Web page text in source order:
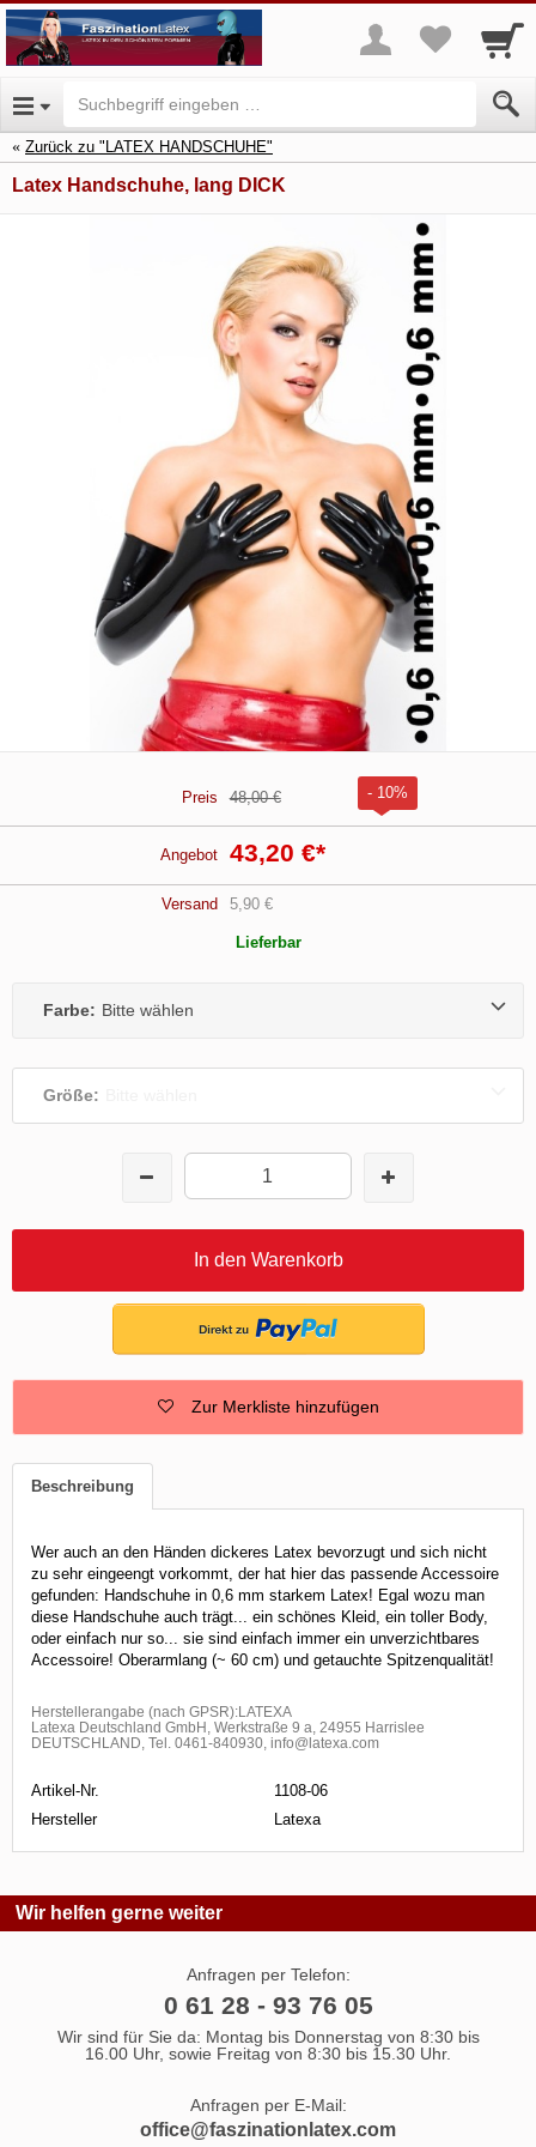
Zurück zu "LATEX HANDSCHUHE"
Latex Handschuhe, lang DICK
Preis 48,00 € - 10%
Angebot 43,20 €*
Versand 5,90 €
Lieferbar
Farbe: Bitte wählen
Größe:
In den Warenkorb
Zur Merkliste hinzufügen
Beschreibung
Wer auch an den Händen dickeres Latex bevorzugt und sich nicht
zu sehr eingeengt vorkommt, der hat hier das passende Accessoire
gefunden: Handschuhe in 0,6 mm starkem Latex! Egal wozu man
diese Handschuhe auch trägt... ein schönes Kleid, ein toller Body,
oder einfach nur so... sie sind einfach immer ein unverzichtbares
Accessoire! Oberarmlang (~ 60 cm) und getauchte Spitzenqualität!
Herstellerangabe (nach GPSR):LATEXA
Latexa Deutschland GmbH, Werkstraße 9 a, 24955 Harrislee
DEUTSCHLAND, Tel. 0461-840930, info@latexa.com
Artikel-Nr.
1108-06
Hersteller
Latexa
Wir helfen gerne weiter
Anfragen per Telefon:
0 61 28 - 93 76 05
Wir sind für Sie da: Montag bis Donnerstag von 8:30 bis
16.00 Uhr, sowie Freitag von 8:30 bis 15.30 Uhr.
Anfragen per E-Mail:
office@faszinationlatex.com